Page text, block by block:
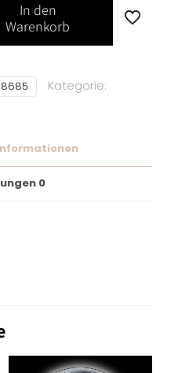
In den
Warenkorb
Kategorie:
0